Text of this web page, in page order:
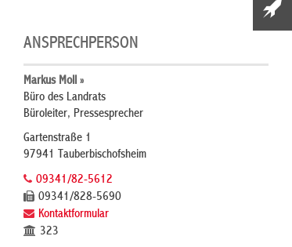
ANSPRECHPERSON
Markus Moll »
Büro des Landrats
Büroleiter, Pressesprecher
Gartenstraße 1
97941 Tauberbischofsheim
09341/82-5612
09341/828-5690
Kontaktformular
323